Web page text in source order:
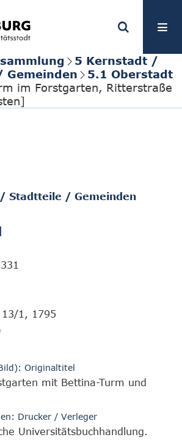
5 Kernstadt /
Gemeinden
5.1 Oberstadt
im Forstgarten, Ritterstraße
Stadtteile / Gemeinden
13/1, 1795
Originaltitel
mit Bettina-Turm und
Drucker / Verleger
Universitätsbuchhandlung.